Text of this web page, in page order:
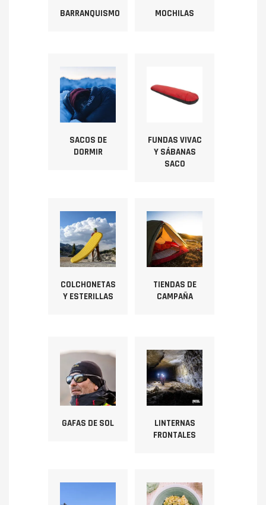
BARRANQUISMO MOCHILAS
SACOS DE
DORMIR
FUNDAS VIVAC
Y SÁBANAS
SACO
COLCHONETAS
Y ESTERILLAS
TIENDAS DE
CAMPAÑA
GAFAS DE SOL
LINTERNAS
FRONTALES